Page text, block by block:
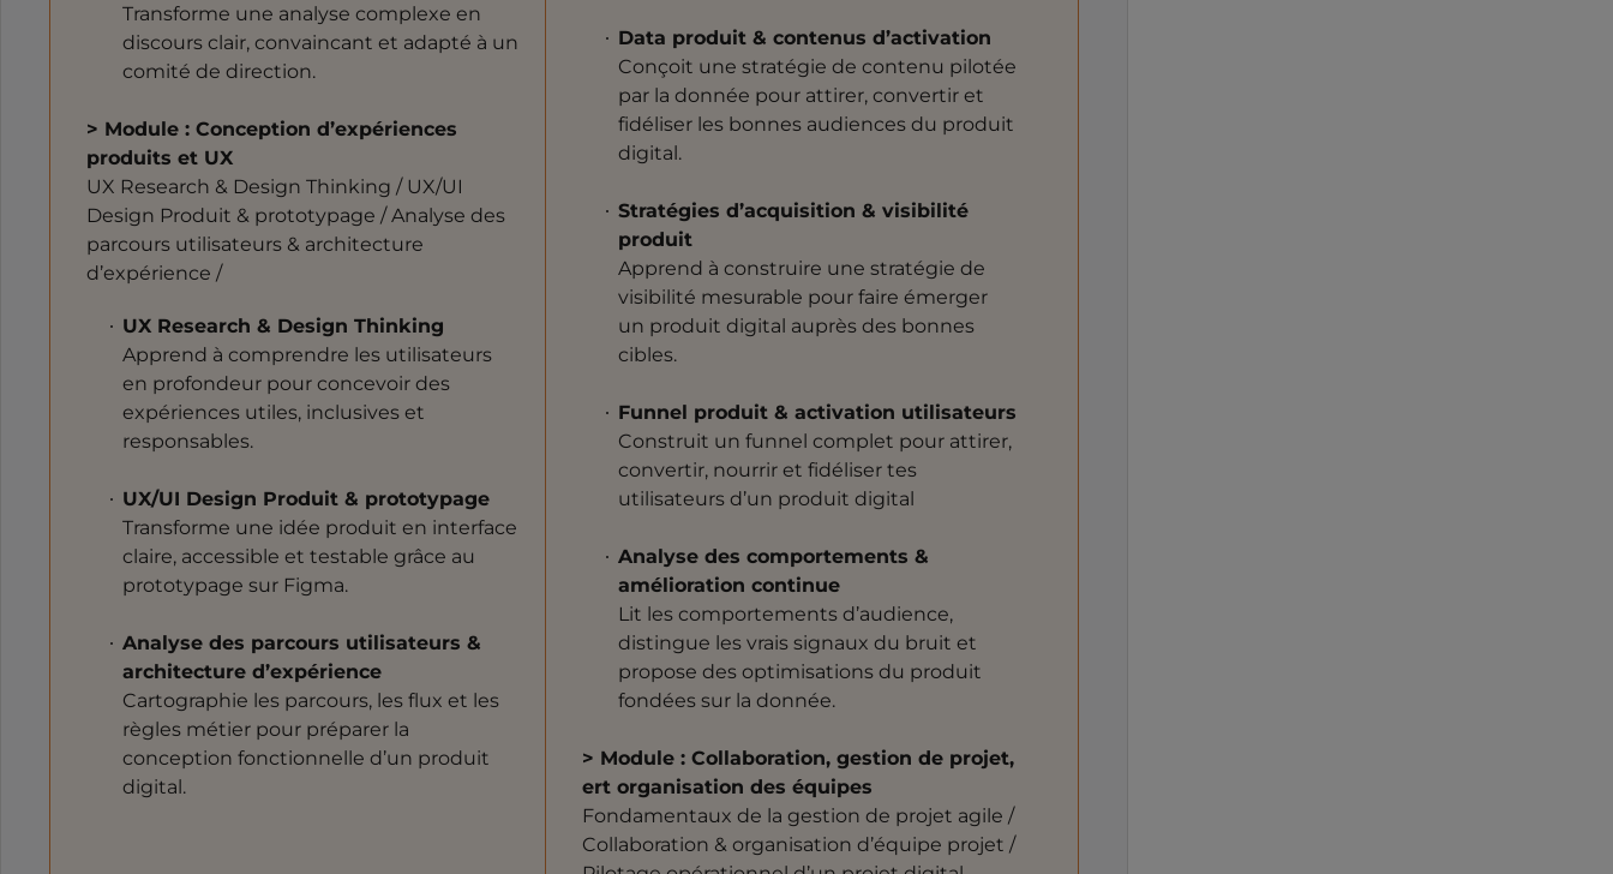
Transforme une analyse complexe en
discours clair, convaincant et adapté à un
comité de direction.
> Module : Conception d’expériences
produits et UX
UX Research & Design Thinking / UX/UI
Design Produit & prototypage / Analyse des
parcours utilisateurs & architecture
d’expérience /
UX Research & Design Thinking
Apprend à comprendre les utilisateurs
en profondeur pour concevoir des
expériences utiles, inclusives et
responsables.
UX/UI Design Produit & prototypage
Transforme une idée produit en interface
claire, accessible et testable grâce au
prototypage sur Figma.
Analyse des parcours utilisateurs &
architecture d’expérience
Cartographie les parcours, les flux et les
règles métier pour préparer la
conception fonctionnelle d’un produit
digital.
Data produit & contenus d’activation
Conçoit une stratégie de contenu pilotée
par la donnée pour attirer, convertir et
fidéliser les bonnes audiences du produit
digital.
Stratégies d’acquisition & visibilité
produit
Apprend à construire une stratégie de
visibilité mesurable pour faire émerger
un produit digital auprès des bonnes
cibles.
Funnel produit & activation utilisateurs
Construit un funnel complet pour attirer,
convertir, nourrir et fidéliser tes
utilisateurs d’un produit digital
Analyse des comportements &
amélioration continue
Lit les comportements d’audience,
distingue les vrais signaux du bruit et
propose des optimisations du produit
fondées sur la donnée.
> Module : Collaboration, gestion de projet,
ert organisation des équipes
Fondamentaux de la gestion de projet agile /
Collaboration & organisation d’équipe projet /